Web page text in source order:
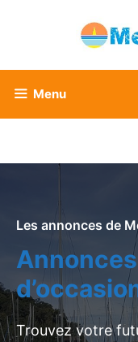
Menu
Les annonces de
Trouvez votre